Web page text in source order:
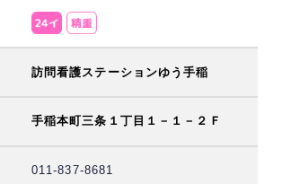
訪問看護ステーションゆう手稲
手稲本町三条１丁目１－１－２Ｆ
011-837-8681